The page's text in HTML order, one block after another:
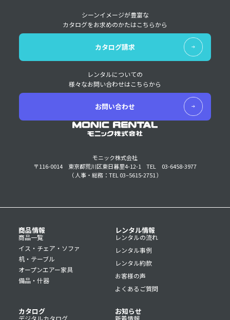
モニック株式会社
〒116-0014 東京都荒川区東日暮里4-12-1
TEL 03-6458-3977
（ 人事・総務：TEL 03–5615-2751 ）
シーンイメージが豊富な
カタログをお求めのかたはこちらから
カタログ請求
レンタルについての
様々なお問い合わせはこちらから
お問い合わせ
商品情報
商品一覧
イス・チェア・ソファ
机・テーブル
オープンエアー家具
備品・什器
レンタル情報
レンタルの流れ
レンタル事例
レンタル約款
お客様の声
よくあるご質問
カタログ
デジタルカタログ
お知らせ
新着情報